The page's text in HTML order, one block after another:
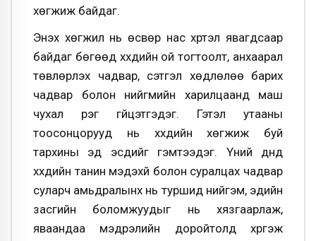
хөгжиж байдаг.
Энэхүү хөгжил нь өсвөр нас хүртэл явагдсаар
байдаг бөгөөд хүүхдийн ой тогтоолт, анхаарал
төвлөрүүлэх чадвар, сэтгэл хөдлөлөө барих
чадвар болон нийгмийн харилцаанд маш
чухал үүрэг гүйцэтгэдэг. Гэтэл утааны
тоосонцорууд нь хүүхдийн хөгжиж буй
тархины эд эсүүдийг гэмтээдэг. Үүний дүнд
хүүхдийн танин мэдэхүй болон суралцах чадвар
суларч амьдралынх нь туршид нийгэм, эдийн
засгийн боломжуудыг нь хязгаарлаж,
яваандаа мэдрэлийн доройтолд хүргэж